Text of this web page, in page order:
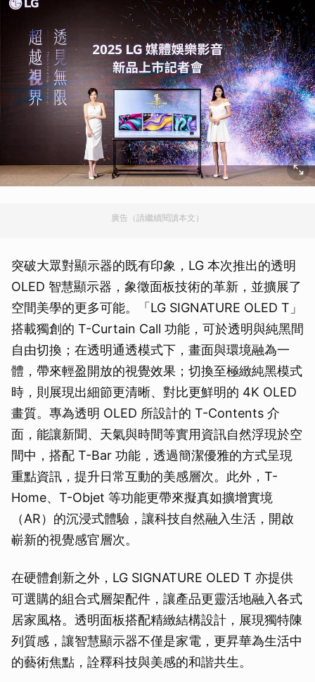
廣告（請繼續閱讀本文）
突破大眾對顯示器的既有印象，LG 本次推出的透明
OLED 智慧顯示器，象徵面板技術的革新，並擴展了
空間美學的更多可能。「LG SIGNATURE OLED T」
搭載獨創的 T-Curtain Call 功能，可於透明與純黑間
自由切換；在透明通透模式下，畫面與環境融為一
體，帶來輕盈開放的視覺效果；切換至極緻純黑模式
時，則展現出細節更清晰、對比更鮮明的 4K OLED
畫質。專為透明 OLED 所設計的 T-Contents 介
面，能讓新聞、天氣與時間等實用資訊自然浮現於空
間中，搭配 T-Bar 功能，透過簡潔優雅的方式呈現
重點資訊，提升日常互動的美感層次。此外，T-
Home、T-Objet 等功能更帶來擬真如擴增實境
（AR）的沉浸式體驗，讓科技自然融入生活，開啟
嶄新的視覺感官層次。
在硬體創新之外，LG SIGNATURE OLED T 亦提供
可選購的組合式層架配件，讓產品更靈活地融入各式
居家風格。透明面板搭配精緻結構設計，展現獨特陳
列質感，讓智慧顯示器不僅是家電，更昇華為生活中
的藝術焦點，詮釋科技與美感的和諧共生。